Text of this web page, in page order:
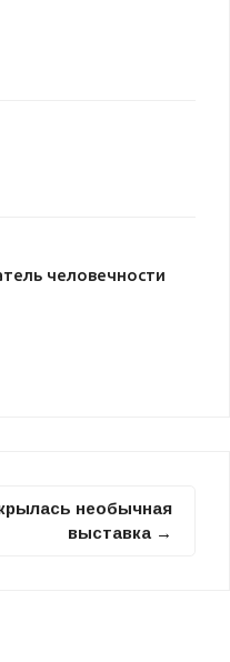
человечности
необычная
выставка →